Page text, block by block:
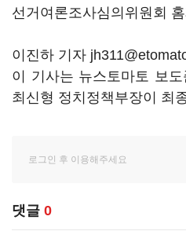
선거여론조사심의위원회
이진하 기자
이 기사는 뉴스토마토 보
최신형 정치정책부장이 최
댓글 0